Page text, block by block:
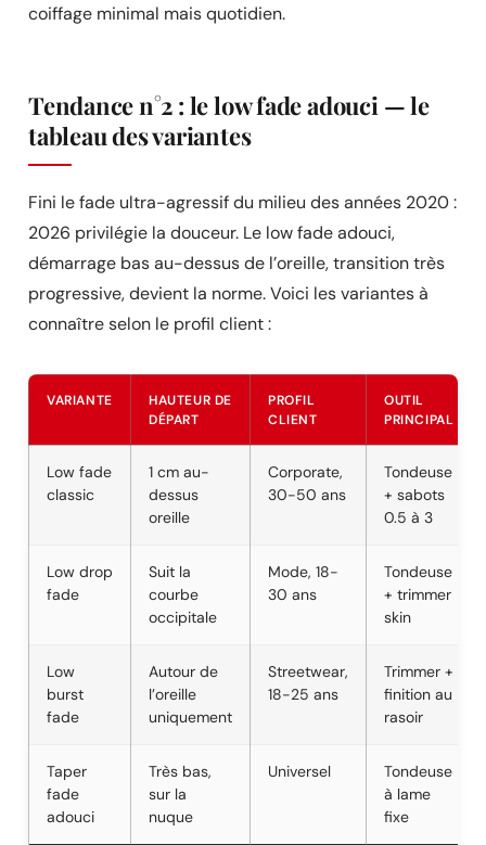
coiffage minimal mais quotidien.
Tendance n°2 : le low fade adouci — le
tableau des variantes
Fini le fade ultra-agressif du milieu des années 2020 :
2026 privilégie la douceur. Le low fade adouci,
démarrage bas au-dessus de l’oreille, transition très
progressive, devient la norme. Voici les variantes à
connaître selon le profil client :
VARIANTE
HAUTEUR DE
DÉPART
PROFIL
CLIENT
OUTIL
PRINCIPAL
Low fade
classic
1 cm au-
dessus
oreille
Corporate,
30-50 ans
Tondeuse
+ sabots
0.5 à 3
Low drop
fade
Suit la
courbe
occipitale
Mode, 18-
30 ans
Tondeuse
+ trimmer
skin
Low
burst
fade
Autour de
l’oreille
uniquement
Streetwear,
18-25 ans
Trimmer +
finition au
rasoir
Taper
fade
adouci
Très bas,
sur la
nuque
Universel
Tondeuse
à lame
fixe